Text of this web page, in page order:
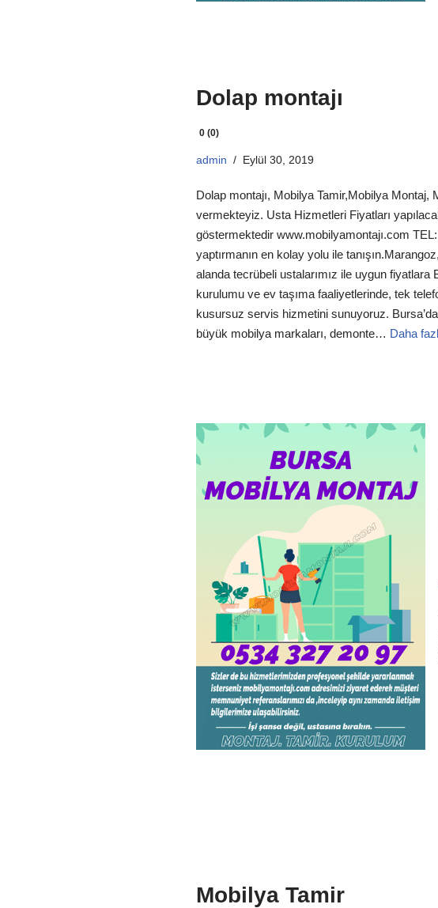
Dolap montajı
0 (0)
admin Eylül 30, 2019
Dolap montajı, Mobilya Tamir,Mobilya Montaj,
vermekteyiz. Usta Hizmetleri Fiyatları
göstermektedir www.mobilyamontajı.com
yaptırmanın en kolay yolu ile
alanda tecrübeli ustalarımız ile uygun fiyatlara
kurulumu ve ev taşıma faaliyetlerinde, tek
kusursuz servis hizmetini sunuyoruz.
büyük mobilya markaları, demonte… Daha
Mobilya Tamir